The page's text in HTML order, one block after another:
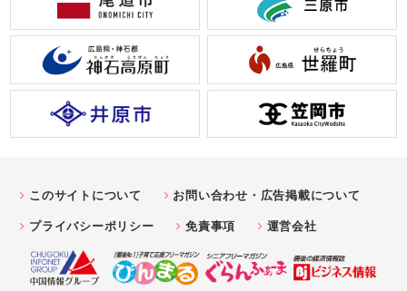
このサイトについて
お問い合わせ・広告掲載について
プライバシーポリシー
免責事項 運営会社